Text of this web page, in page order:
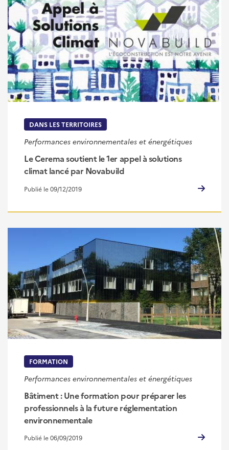
DANS LES TERRITOIRES
Performances environnementales et énergétiques
Le Cerema soutient le 1er appel à solutions
climat lancé par Novabuild
Publié le 09/12/2019
FORMATION
Performances environnementales et énergétiques
Bâtiment : Une formation pour préparer les
professionnels à la future réglementation
environnementale
Publié le 06/09/2019